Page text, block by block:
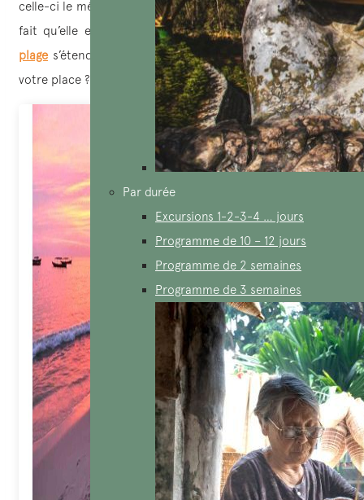
Par durée
Excursions 1-2-3-4 … jours
Programme de 10 – 12 jours
Programme de 2 semaines
Programme de 3 semaines
celle-ci le mélange entre les locaux et les touristes, mais le
fait qu’elle est réputée ne va pas être un problème. La
plages’étend sur une bonne distance. A vous de trouver
votre place ?